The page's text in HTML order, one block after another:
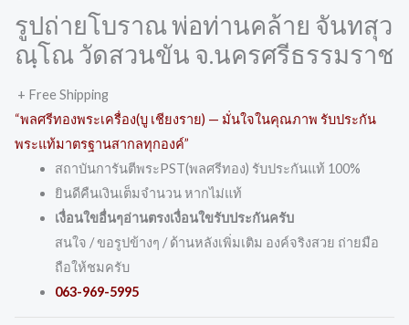
รูปถ่ายโบราณ พ่อท่านคล้าย จันทสุว
ณฺโณ วัดสวนขัน จ.นครศรีธรรมราช
+ Free Shipping
“พลศรีทองพระเครื่อง(บู เชียงราย) — มั่นใจในคุณภาพ รับประกัน
พระแท้มาตรฐานสากลทุกองค์”
สถาบันการันตีพระPST(พลศรีทอง) รับประกันแท้ 100%
ยินดีคืนเงินเต็มจำนวน หากไม่แท้
เงื่อนใขอื่นๆอ่านตรงเงื่อนใขรับประกันครับ
สนใจ / ขอรูปข้างๆ / ด้านหลังเพิ่มเติม องค์จริงสวย ถ่ายมือ
ถือให้ชมครับ
063-969-5995